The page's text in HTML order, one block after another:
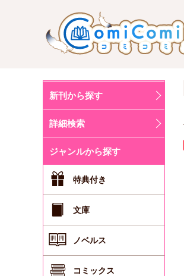
新刊から探す
詳細検索
ジャンルから探す
特典付き
文庫
ノベルス
コミックス